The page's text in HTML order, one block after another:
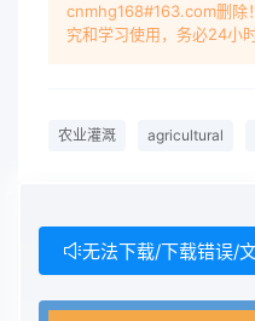
cnmhg168#163.com删除
究和学习使用，务必24小
农业灌溉 agricultural
无法下载/下载错误/